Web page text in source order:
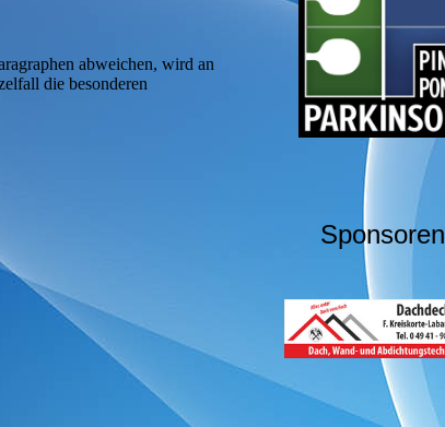
abweichen, wird an
die besonderen
Sponsoren